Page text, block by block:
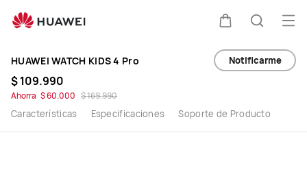
Comprar
Reloj
Inteligente
HUAWEI
HUAWEI WATCH KIDS 4 Pro
Características Especificaciones Soporte de Producto
$ 109.990
Ahorra $ 60.000 $ 169.990
Notificarme